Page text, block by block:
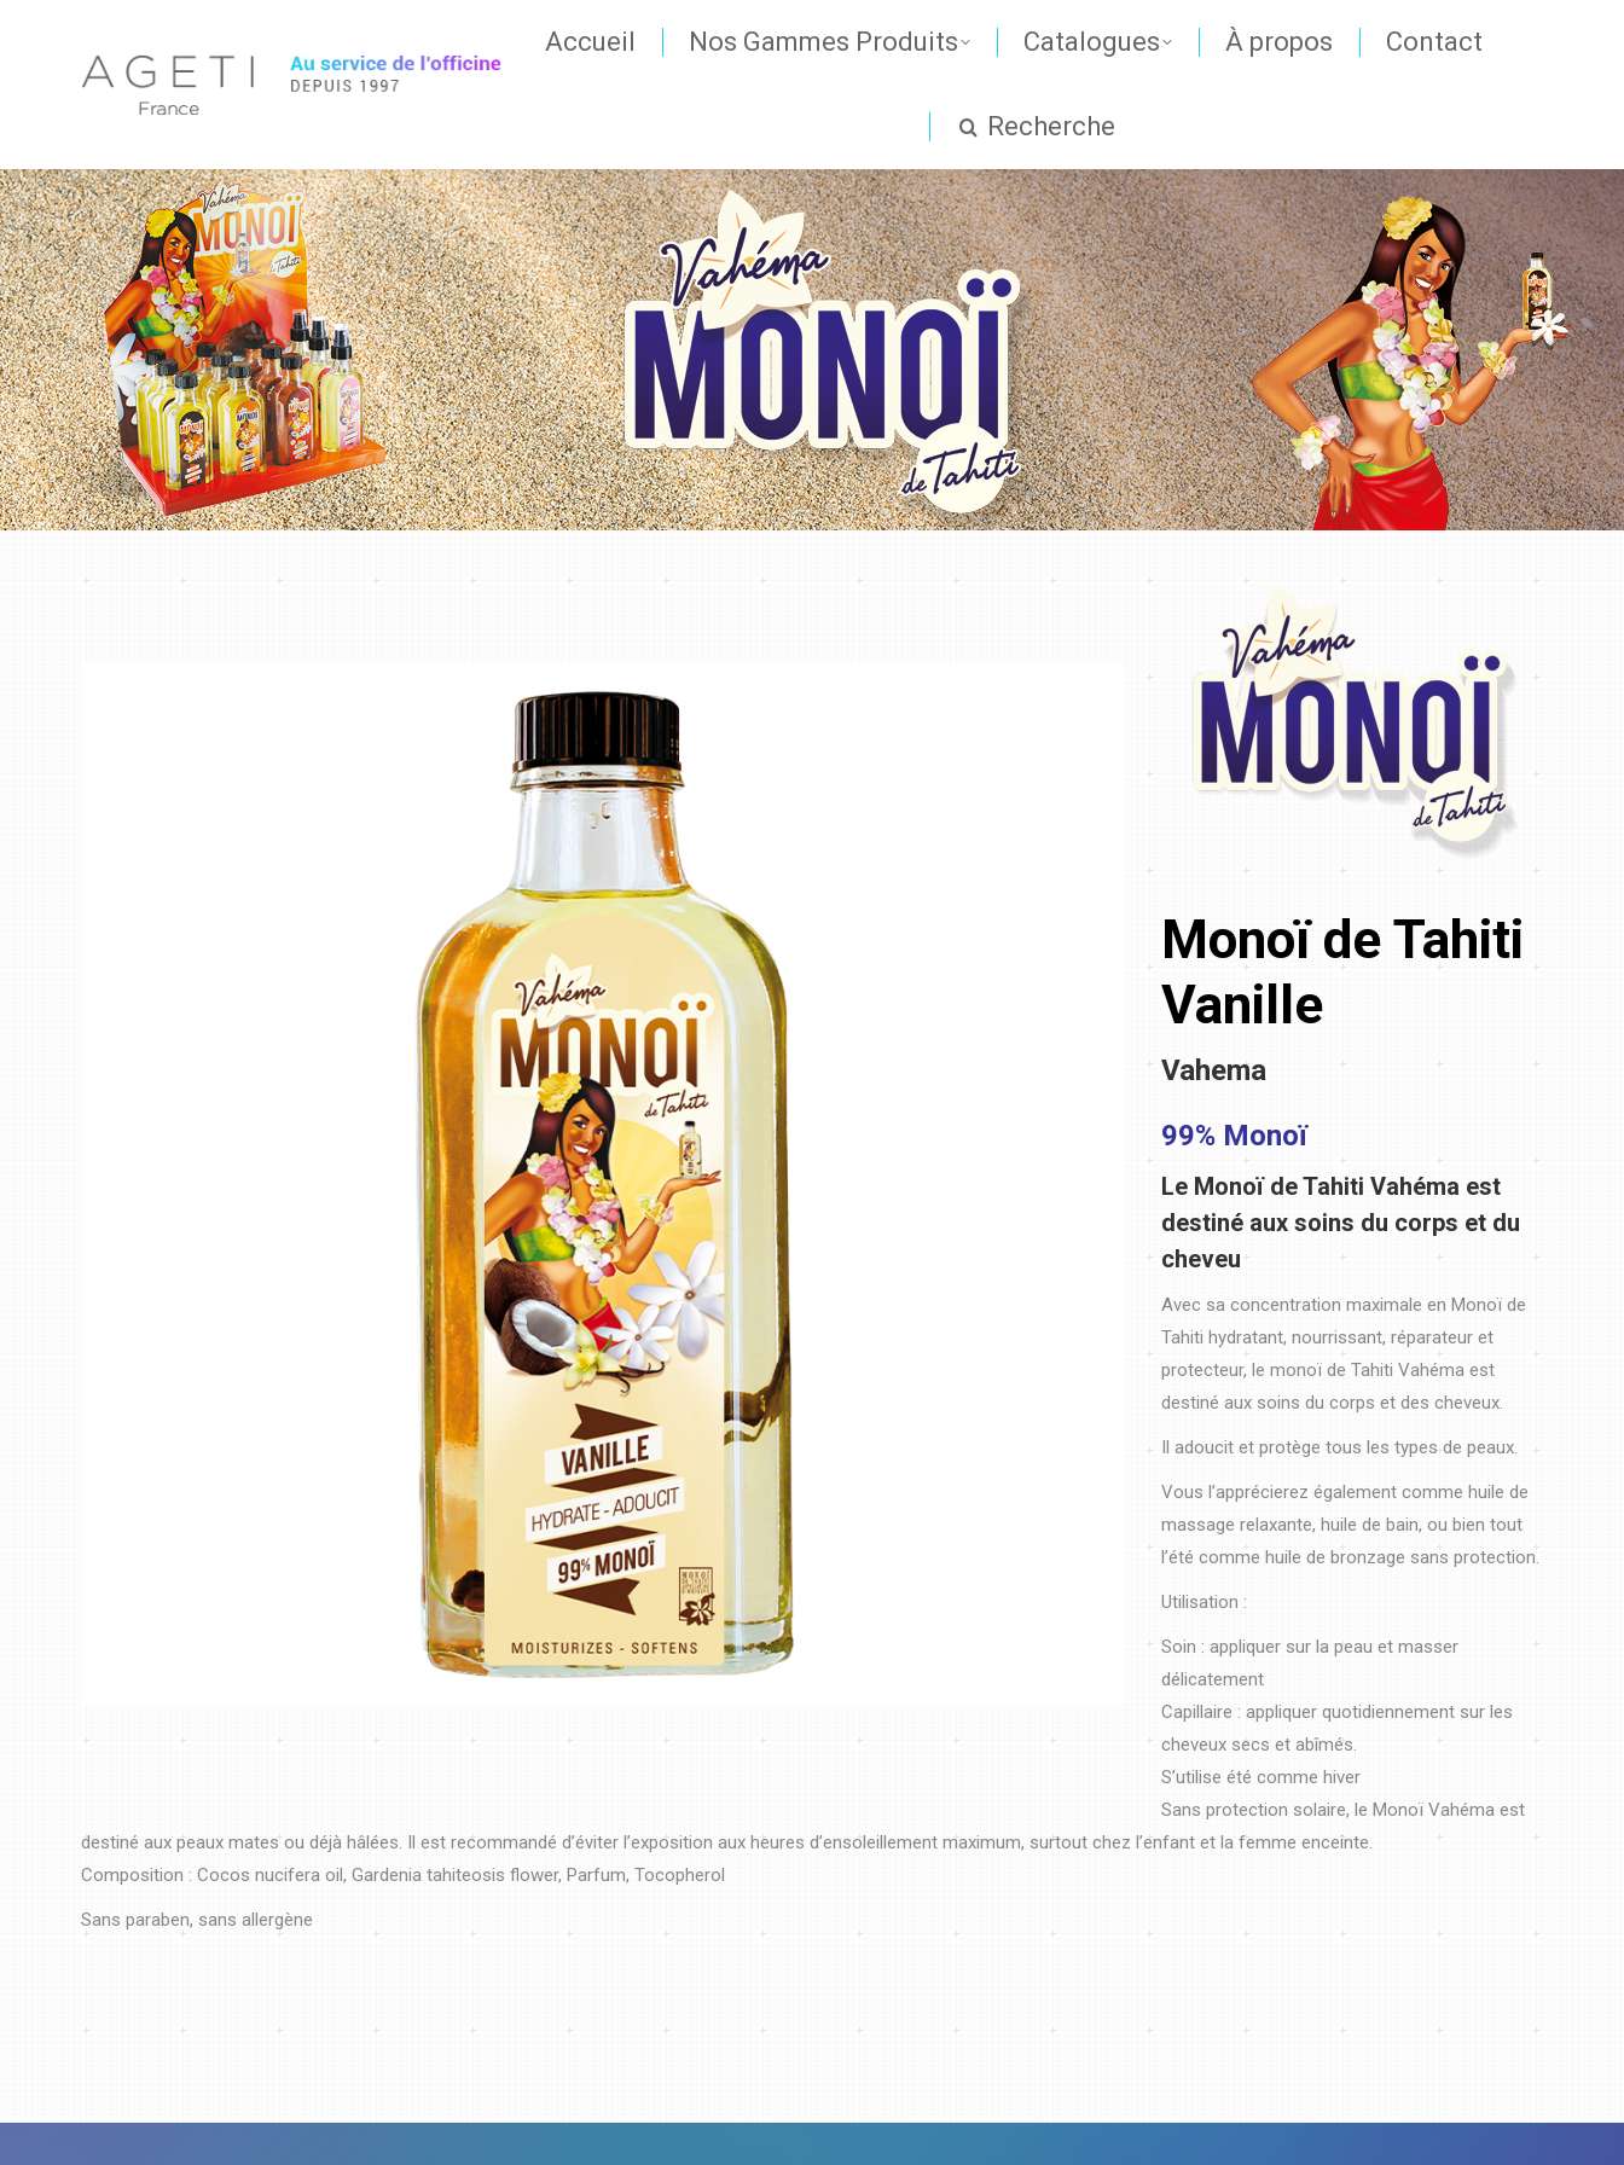
Accueil Nos Gammes Produits Catalogues À propos Contact
Recherche
Monoï de Tahiti
Vanille
Vahema
99% Monoï
Le Monoï de Tahiti Vahéma est
destiné aux soins du corps et du
cheveu
Avec sa concentration maximale en Monoï de
Tahiti hydratant, nourrissant, réparateur et
protecteur, le monoï de Tahiti Vahéma est
destiné aux soins du corps et des cheveux.
Il adoucit et protège tous les types de peaux.
Vous l’apprécierez également comme huile de
massage relaxante, huile de bain, ou bien tout
l’été comme huile de bronzage sans protection.
Utilisation :
Soin : appliquer sur la peau et masser
délicatement
Capillaire : appliquer quotidiennement sur les
cheveux secs et abîmés.
S’utilise été comme hiver
Sans protection solaire, le Monoï Vahéma est
destiné aux peaux mates ou déjà hâlées. Il est recommandé d’éviter l’exposition aux heures d’ensoleillement maximum, surtout chez l’enfant et la femme enceinte.
Composition : Cocos nucifera oil, Gardenia tahiteosis flower, Parfum, Tocopherol
Sans paraben, sans allergène